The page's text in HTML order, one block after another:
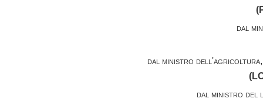
(
dal
dal ministro
(
dal ministro del